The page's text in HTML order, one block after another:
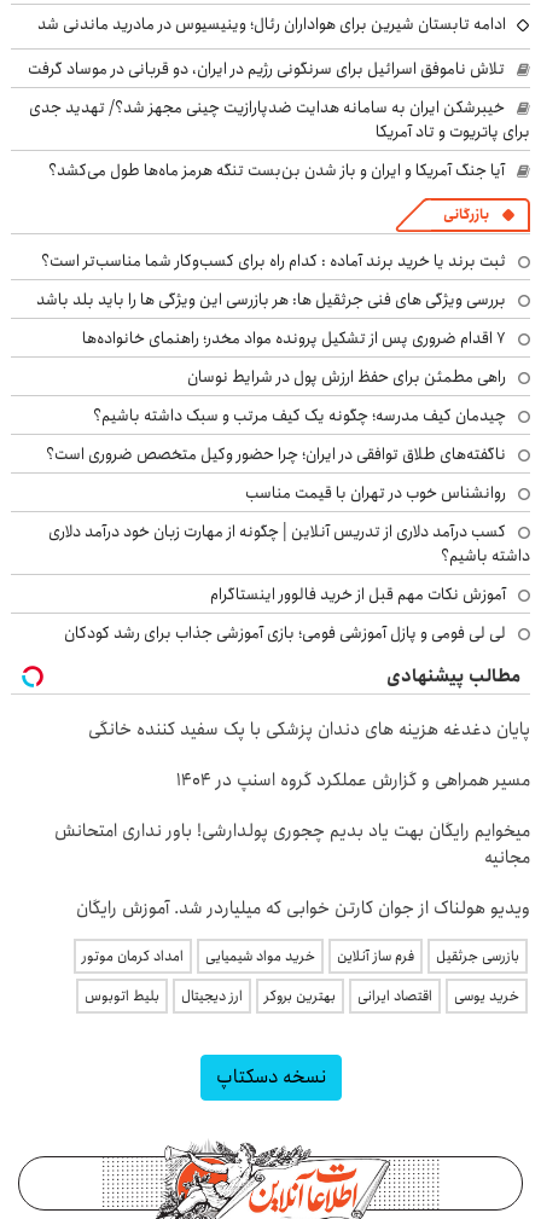
ادامه تابستان شیرین برای هواداران رئال؛ وینیسیوس در مادرید ماندنی شد
تلاش ناموفق اسرائیل برای سرنگونی رژیم در ایران، دو قربانی در موساد گرفت
خیبرشکن ایران به سامانه هدایت ضدپارازیت چینی مجهز شد؟/ تهدید جدی
برای پاتریوت و تاد آمریکا
آیا جنگ آمریکا و ایران و باز شدن بن‌بست تنگه هرمز ماه‌ها طول می‌کشد؟
بازرگانی
ثبت برند یا خرید برند آماده : کدام راه برای کسب‌وکار شما مناسب‌تر است؟
بررسی ویژگی های فنی جرثقیل ها: هر بازرسی این ویژگی ها را باید بلد باشد
۷ اقدام ضروری پس از تشکیل پرونده مواد مخدر؛ راهنمای خانواده‌ها
راهی مطمئن برای حفظ ارزش پول در شرایط نوسان
چیدمان کیف مدرسه؛ چگونه یک کیف مرتب و سبک داشته باشیم؟
ناگفته‌های طلاق توافقی در ایران؛ چرا حضور وکیل متخصص ضروری است؟
روانشناس خوب در تهران با قیمت مناسب
کسب درآمد دلاری از تدریس آنلاین | چگونه از مهارت زبان خود درآمد دلاری
داشته باشیم؟
آموزش نکات مهم قبل از خرید فالوور اینستاگرام
لی لی فومی و پازل آموزشی فومی؛ بازی آموزشی جذاب برای رشد کودکان
مطالب پیشنهادی
پایان دغدغه هزینه های دندان پزشکی با پک سفید کننده خانگی
مسیر همراهی و گزارش عملکرد گروه اسنپ در ۱۴۰۴
میخوایم رایگان بهت یاد بدیم چجوری پولدارشی! باور نداری امتحانش
مجانیه
ویدیو هولناک از جوان کارتن خوابی که میلیاردر شد. آموزش رایگان
بازرسی جرثقیل فرم ساز آنلاین خرید مواد شیمیایی
امداد کرمان موتور
خرید یوسی
اقتصاد ایرانی بهترین بروکر ارز دیجیتال بلیط اتوبوس
نسخه دسکتاپ